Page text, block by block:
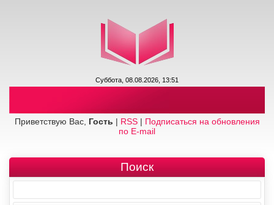
Суббота, 08.08.2026, 13:51
Приветствую Вас, Гость | RSS| Подписаться на обновления
по E-mail
Поиск